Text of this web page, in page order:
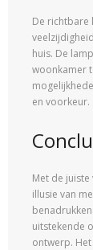
De richtbare
huis. De
woonkamer
en voorkeur.
Met de
illusie van
uitstekende
ontwerp.